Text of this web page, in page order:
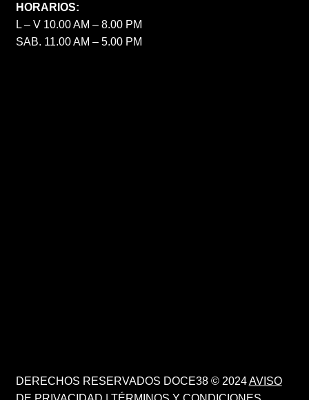
HORARIOS:
L – V 10.00 AM – 8.00 PM
SAB. 11.00 AM – 5.00 PM
DERECHOS RESERVADOS DOCE38 © 2024AVISO